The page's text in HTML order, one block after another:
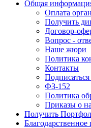
Общая
Оплата
Получить
Договор-
Вопрос -
Наше жюри
Политика
Контакты
ФЗ-152
Политика
Приказы о
Получить
Благодарственное